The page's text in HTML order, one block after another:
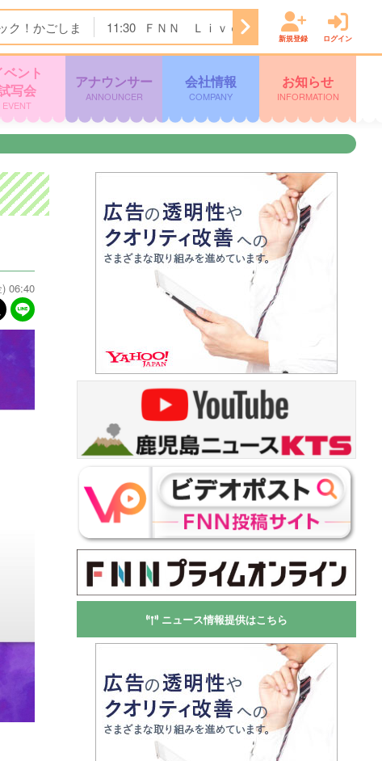
ク！かごしま 11:30 ＦＮＮ Ｌｉｖｅ Ｎｅｗｓ ｄａｙｓ
新規登録 ログイン
ベント
写会
EVENT
アナウンサー
ANNOUNCER
会社情報
COMPANY
お知らせ
INFORMATION
06:40
ニュース情報提供はこちら